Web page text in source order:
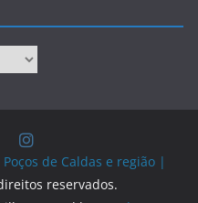
de Caldas e região |
reservados.